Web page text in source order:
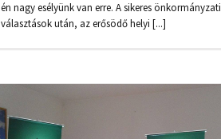
én nagy esélyünk van erre. A sikeres önkormányzati
választások után, az erősödő helyi [...]